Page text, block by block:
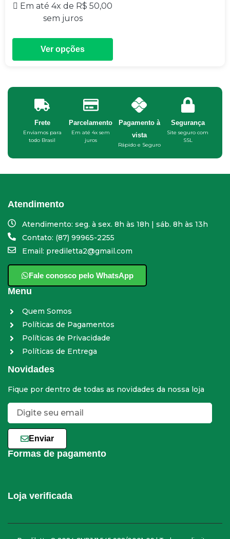
Em até 4x de R$ 50,00
sem juros
Ver opções
Frete
Enviamos para
todo Brasil
Parcelamento
Em até 4x sem
juros
Pagamento à
vista
Rápido e Seguro
Segurança
Site seguro com
SSL
Atendimento
Atendimento: seg. à sex. 8h às 18h | sáb. 8h às 13h
Contato: (87) 99965-2255
Email: prediletta2@gmail.com
Fale conosco pelo WhatsApp
Menu
Quem Somos
Políticas de Pagamentos
Políticas de Privacidade
Políticas de Entrega
Novidades
Fique por dentro de todas as novidades da nossa loja
Enviar
Formas de pagamento
Loja verificada